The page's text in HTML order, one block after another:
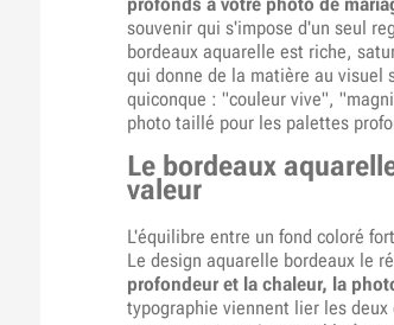
souvenir qui s'impose d'un seul
bordeaux aquarelle est riche,
qui donne de la matière au visuel
quiconque : "couleur vive",
photo taillé pour les palettes
Le bordeaux
valeur
L'équilibre entre un fond coloré
Le design aquarelle bordeaux le
profondeur et la chaleur, la
typographie viennent lier les